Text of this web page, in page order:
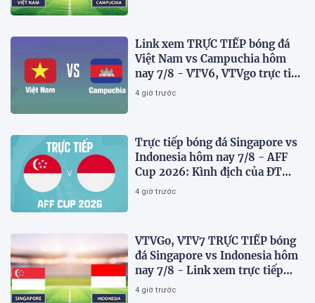
Link xem TRỰC TIẾP bóng đá
Việt Nam vs Campuchia hôm
nay 7/8 - VTV6, VTVgo trực tiếp
AFF Cup 2026
4 giờ trước
Trực tiếp bóng đá Singapore vs
Indonesia hôm nay 7/8 - AFF
Cup 2026: Kình địch của ĐT
Việt Nam thua đau?
4 giờ trước
VTVGo, VTV7 TRỰC TIẾP bóng
đá Singapore vs Indonesia hôm
nay 7/8 - Link xem trực tiếp
AFF Cup 2026 mới nhất
4 giờ trước